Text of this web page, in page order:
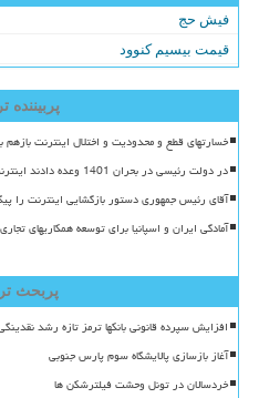
فیش حج
قیمت بیسیم کنوود
پربیننده
خسارتهای قطع و محدودیت و اختلال اینترنت بازهم
در دولت رئیسی در بحران 1401 وعده دادند اینترنت به طور موقت قطع می شود اما ماندگار شد
آقای رئیس جمهوری دستور بازگشایی اینترنت را
آمادگی ایران و اسپانیا برای توسعه همکاریهای تجاری
پربحث
افزایش سپرده قانونی بانکها ترمز تازه رشد
آغاز بازسازی پالایشگاه سوم پارس جنوبی
خردسالان در تونل وحشت فیلترشکن ها